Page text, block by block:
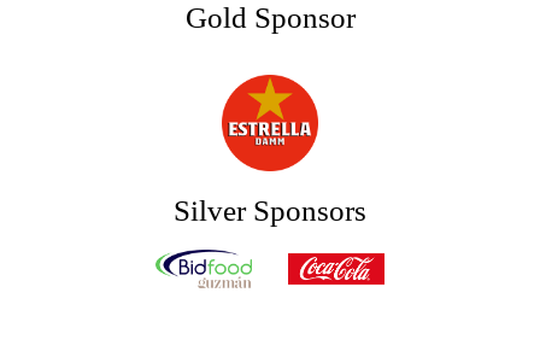
Gold Sponsor
Silver Sponsors